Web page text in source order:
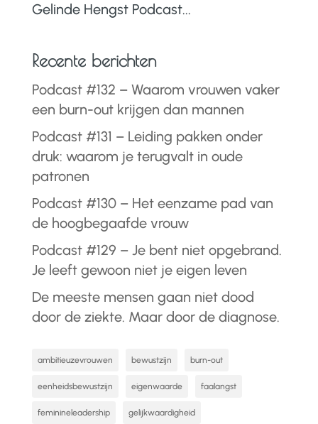
Gelinde Hengst Podcast...
Recente berichten
Podcast #132 – Waarom vrouwen vaker
een burn-out krijgen dan mannen
Podcast #131 – Leiding pakken onder
druk: waarom je terugvalt in oude
patronen
Podcast #130 – Het eenzame pad van
de hoogbegaafde vrouw
Podcast #129 – Je bent niet opgebrand.
Je leeft gewoon niet je eigen leven
De meeste mensen gaan niet dood
door de ziekte. Maar door de diagnose.
ambitieuzevrouwen bewustzijn burn-out
eenheidsbewustzijn eigenwaarde faalangst
feminineleadership gelijkwaardigheid